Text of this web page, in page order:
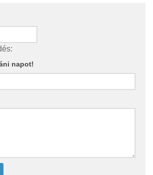
napot!